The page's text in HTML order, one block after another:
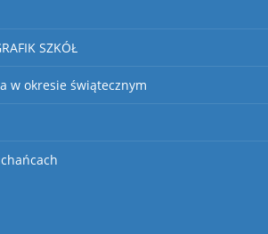
SZKÓŁ
w okresie świątecznym